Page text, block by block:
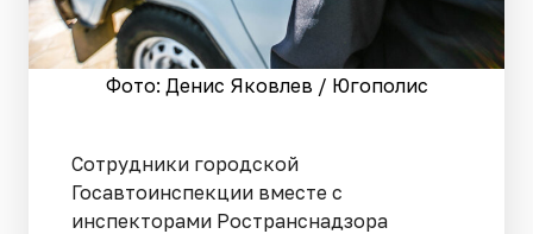
Фото: Денис Яковлев / Югополис
Сотрудники городской
Госавтоинспекции вместе с
инспекторами Ространснадзора